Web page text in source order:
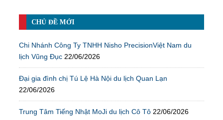
CHỦ ĐỀ MỚI
Chi Nhánh Công Ty TNHH Nisho PrecisionViệt Nam du
lịch Vũng Đục 22/06/2026
Đại gia đình chị Tú Lệ Hà Nội du lịch Quan Lạn
22/06/2026
Trung Tâm Tiếng Nhật MoJi du lịch Cô Tô 22/06/2026